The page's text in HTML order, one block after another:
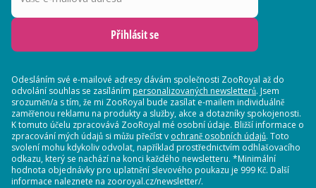
Přihlásit se
Odesláním své e-mailové adresy dávám společnosti ZooRoyal až do
odvolání souhlas se zasíláním personalizovaných newsletterů. Jsem
srozuměn/a s tím, že mi ZooRoyal bude zasílat e-mailem individuálně
zaměřenou reklamu na produkty a služby, akce a dotazníky spokojenosti.
K tomuto účelu zpracovává ZooRoyal mé osobní údaje. Bližší informace o
zpracování mých údajů si můžu přečíst v ochraně osobních údajů. Toto
svolení mohu kdykoliv odvolat, například prostřednictvím odhlašovacího
odkazu, který se nachází na konci každého newsletteru. *Minimální
hodnota objednávky pro uplatnění slevového poukazu je 999 Kč. Další
informace naleznete na zooroyal.cz/newsletter/.